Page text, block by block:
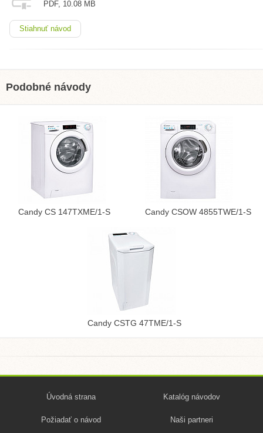
PDF, 10.08 MB
Stiahnuť návod
Podobné návody
Candy CS 147TXME/1-S Candy CSOW 4855TWE/1-S
Candy CSTG 47TME/1-S
Úvodná strana Katalóg návodov
Požiadať o návod Naši partneri